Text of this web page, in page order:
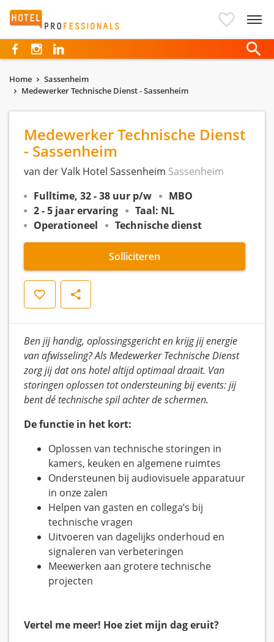
Hotelprofessionals
Home
Sassenheim
Medewerker Technische Dienst - Sassenheim
Medewerker Technische Dienst
- Sassenheim
van der Valk Hotel Sassenheim Sassenheim
Fulltime, 32 - 38 uur p/w
MBO
2 - 5 jaar ervaring
Taal: NL
Operationeel
Technische dienst
Solliciteren
Opslaan Delen
Ben jij handig, oplossingsgericht en krijg jij energie
van afwisseling? Als Medewerker Technische Dienst
zorg jij dat ons hotel altijd optimaal draait. Van
storingen oplossen tot ondersteuning bij events: jij
bent dé technische spil achter de schermen.
De functie in het kort:
Oplossen van technische storingen in
kamers, keuken en algemene ruimtes
Ondersteunen bij audiovisuele apparatuur
in onze zalen
Helpen van gasten en collega’s bij
technische vragen
Uitvoeren van dagelijks onderhoud en
signaleren van verbeteringen
Meewerken aan grotere technische
projecten
Vertel me meer! Hoe ziet mijn dag eruit?